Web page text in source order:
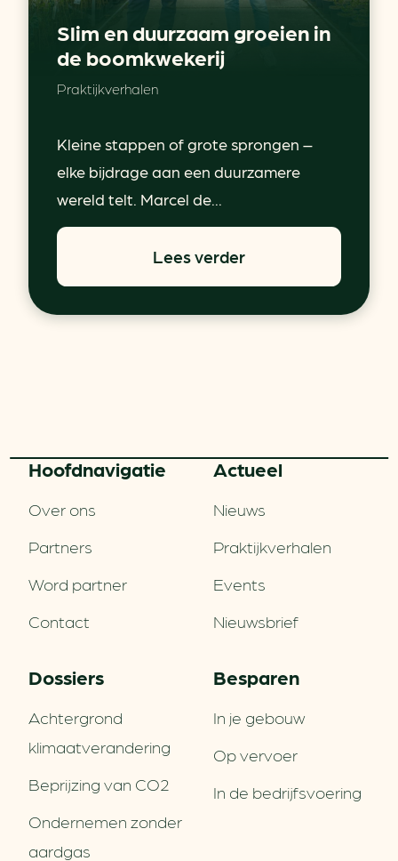
Slim en duurzaam groeien in
de boomkwekerij
Praktijkverhalen
Kleine stappen of grote sprongen –
elke bijdrage aan een duurzamere
wereld telt. Marcel de...
Lees verder
Hoofd­navigatie
Over ons
Partners
Word partner
Contact
Actueel
Nieuws
Praktijkverhalen
Events
Nieuwsbrief
Dossiers
Achtergrond
klimaatverandering
Beprijzing van CO2
Ondernemen zonder
aardgas
Besparen
In je gebouw
Op vervoer
In de bedrijfsvoering